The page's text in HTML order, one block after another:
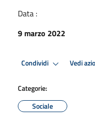
Data :
9 marzo 2022
Condividi Vedi
Categorie:
Sociale